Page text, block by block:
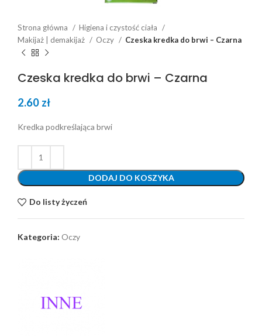
Strona główna
Higiena i czystość ciała
Makijaż | demakijaż
Oczy Czeska kredka do brwi – Czarna
Czeska kredka do brwi – Czarna
2.60 zł
Kredka podkreślająca brwi
DODAJ DO KOSZYKA
Do listy życzeń
Kategoria: Oczy